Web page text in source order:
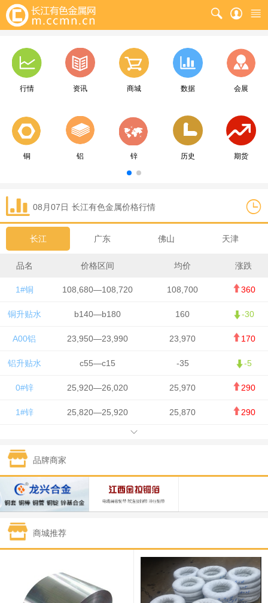
行情 资讯 商城 数据 会展
铜 铝 锌 历史 期货
08月07日 长江有色金属价格行情
长江 广东 佛山 天津
品名 价格区间 均价 涨跌
1#铜 108,680—108,720 108,700 360
铜升贴水 b140—b180 160 -30
A00铝 23,950—23,990 23,970 170
铝升贴水 c55—c15 -35 -5
0#锌 25,920—26,020 25,970 290
1#锌 25,820—25,920 25,870 290
1#锡 434,000—436,000
1#镍 129,550—130,750
1#白银 15,100—15,110 15,105 -70
钯金
331,000 -10,000
89,000—95,000 92,000 1,000
品牌商家
商城推荐